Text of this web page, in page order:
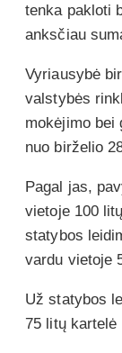
tenka pakloti
anksčiau
Vyriausybė
valstybės
mokėjimo bei
nuo birželio
Pagal jas,
vietoje 100
statybos
vardu vietoje
Už statybos
75 litų kartelė